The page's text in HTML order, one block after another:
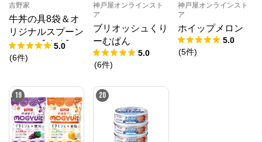
吉野家
牛丼の具8袋＆オ
リジナルスプーン
セット【冷凍】
5.0
(6件)
神戸屋オンラインスト
ア
ブリオッシュくり
ーむぱん
5.0
(6件)
神戸屋オンラインスト
ア
ホイップメロン
5.0
(5件)
19 20